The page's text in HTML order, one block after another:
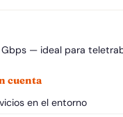
Gbps — ideal para
cuenta
en el entorno